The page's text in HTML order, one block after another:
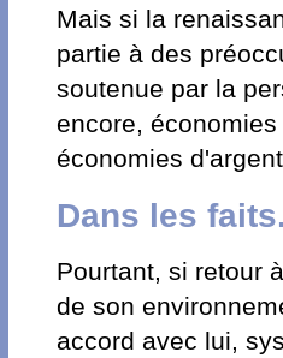
Mais si la
partie à des
soutenue par la
encore,
économies d'argent
Dans les
Pourtant, si retour
de son
accord avec lui,